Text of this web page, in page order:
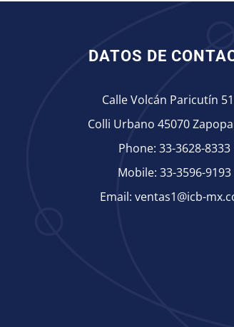
DATOS DE
Calle Volcán Paricutín
Colli Urbano 45070
Phone: 33-3628-8333
Mobile: 33-3596-9193
Email: ventas1@icb-